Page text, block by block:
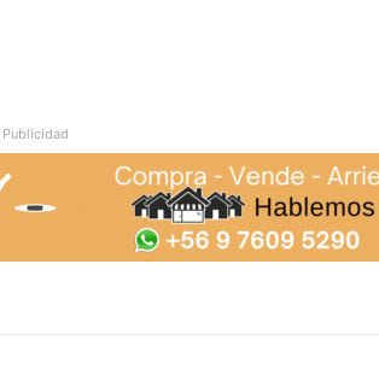
Publicidad